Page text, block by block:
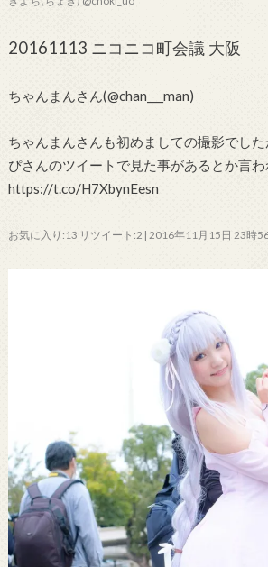
20161113 ニコニコ町会議 大阪
ちゃんまんさん(@chan___man)
ちゃんまんさんも初めましての撮影でし
ぴさんのツイートで見た事があるとか言わ
https://t.co/H7XbynEesn
お気に入り:13 リツイート:2 | 2016年11月15日 23時